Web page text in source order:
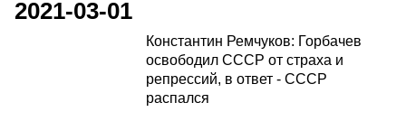
2021-03-01
Константин Ремчуков: Горбачев
освободил СССР от страха и
репрессий, в ответ - СССР
распался